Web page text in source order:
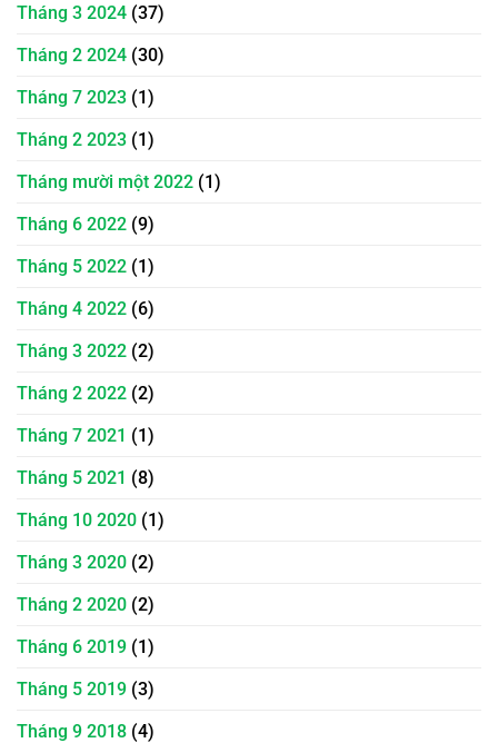
Tháng 3 2024 (37)
Tháng 2 2024 (30)
Tháng 7 2023 (1)
Tháng 2 2023 (1)
Tháng mười một 2022 (1)
Tháng 6 2022 (9)
Tháng 5 2022 (1)
Tháng 4 2022 (6)
Tháng 3 2022 (2)
Tháng 2 2022 (2)
Tháng 7 2021 (1)
Tháng 5 2021 (8)
Tháng 10 2020 (1)
Tháng 3 2020 (2)
Tháng 2 2020 (2)
Tháng 6 2019 (1)
Tháng 5 2019 (3)
Tháng 9 2018 (4)